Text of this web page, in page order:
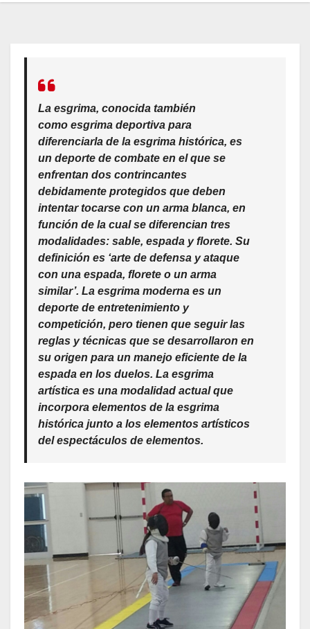
La esgrima, conocida también
como esgrima deportiva para
diferenciarla de la esgrima histórica, es
un deporte de combate en el que se
enfrentan dos contrincantes
debidamente protegidos que deben
intentar tocarse con un arma blanca, en
función de la cual se diferencian tres
modalidades: sable, espada y florete. Su
definición es ‘arte de defensa y ataque
con una espada, florete o un arma
similar’. La esgrima moderna es un
deporte de entretenimiento y
competición, pero tienen que seguir las
reglas y técnicas que se desarrollaron en
su origen para un manejo eficiente de la
espada en los duelos. La esgrima
artística es una modalidad actual que
incorpora elementos de la esgrima
histórica junto a los elementos artísticos
del espectáculos de elementos.